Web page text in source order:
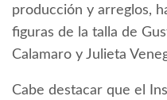
producción y arreglos,
figuras de la talla de
Calamaro y Julieta
Cabe destacar que el